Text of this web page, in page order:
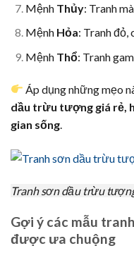
Mệnh Thủy: Tranh
Mệnh Hỏa: Tranh đỏ,
Mệnh Thổ: Tranh
Áp dụng những mẹo
dầu trừu tượng giá rẻ,
gian sống
Tranh sơn dầu trừu
Gợi ý các mẫu
được ưa chuộng